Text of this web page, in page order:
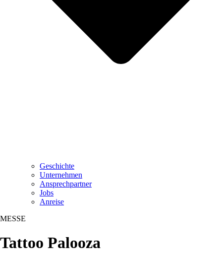
Geschichte
Unternehmen
Ansprechpartner
Jobs
Anreise
MESSE
Tattoo Palooza